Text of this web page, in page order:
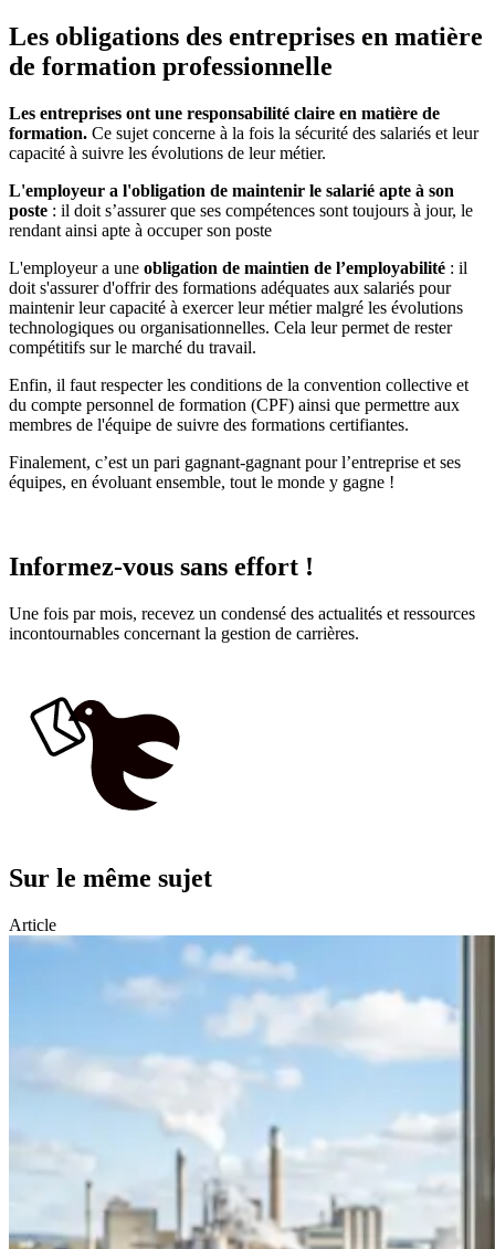
Les obligations des entreprises en matière
de formation professionnelle
Les entreprises ont une responsabilité claire en matière de
formation. Ce sujet concerne à la fois la sécurité des salariés et leur
capacité à suivre les évolutions de leur métier.
L'employeur a l'obligation de maintenir le salarié apte à son
poste : il doit s’assurer que ses compétences sont toujours à jour, le
rendant ainsi apte à occuper son poste
L'employeur a une obligation de maintien de l’employabilité : il
doit s'assurer d'offrir des formations adéquates aux salariés pour
maintenir leur capacité à exercer leur métier malgré les évolutions
technologiques ou organisationnelles. Cela leur permet de rester
compétitifs sur le marché du travail.
Enfin, il faut respecter les conditions de la convention collective et
du compte personnel de formation (CPF) ainsi que permettre aux
membres de l'équipe de suivre des formations certifiantes.
Finalement, c’est un pari gagnant-gagnant pour l’entreprise et ses
équipes, en évoluant ensemble, tout le monde y gagne !
Informez-vous sans effort !
Une fois par mois, recevez un condensé des actualités et ressources
incontournables concernant la gestion de carrières.
Sur le même sujet
Article